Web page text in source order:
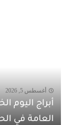
أغسطس 5, 2026
العامة في